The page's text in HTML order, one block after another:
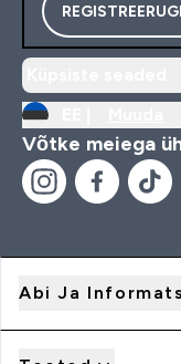
Võtke meiega
Abi Ja